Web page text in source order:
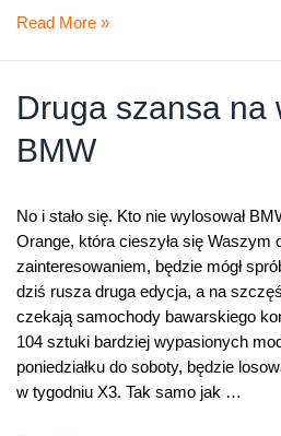
BMW
a
Read More »
Druga szansa na
BMW
No i stało się. Kto nie wylosował
Orange, która cieszyła się Waszym
zainteresowaniem, będzie mógł
dziś rusza druga edycja, a na
czekają samochody bawarskiego
104 sztuki bardziej wypasionych
poniedziałku do soboty, będzie
w tygodniu X3. Tak samo jak …